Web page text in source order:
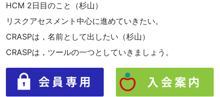
HCM 2日目のこと（杉山）
リスクアセスメント中心に進めていきたい。
CRASPは，名前として出したい（杉山）
CRASPは，ツールの一つとしていきましょう。